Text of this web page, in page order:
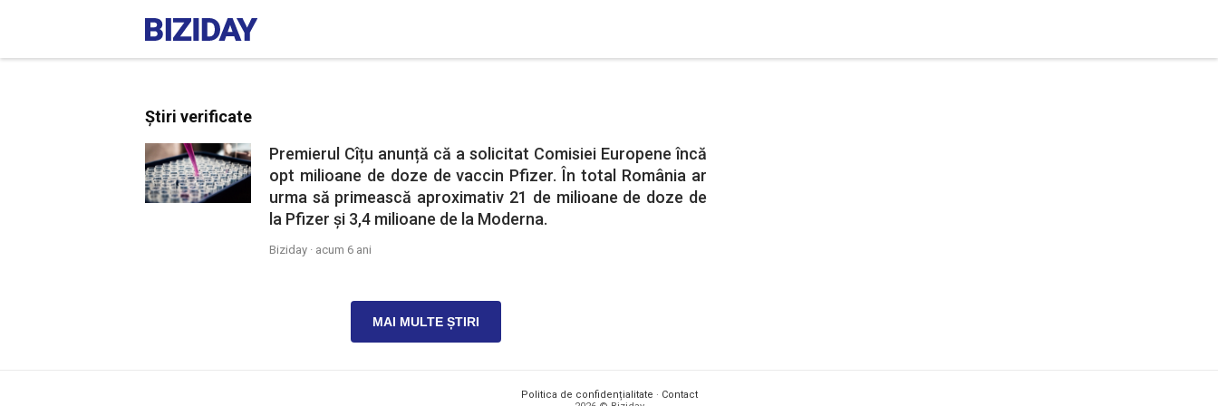
Știri verificate
Premierul Cîțu anunță că a solicitat Comisiei Europene încă
opt milioane de doze de vaccin Pfizer. În total România ar
urma să primească aproximativ 21 de milioane de doze de
la Pfizer și 3,4 milioane de la Moderna.
Biziday · acum 6 ani
MAI MULTE ȘTIRI
Politica de confidențialitate · Contact